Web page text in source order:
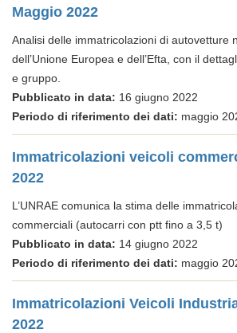
Maggio 2022
Analisi delle immatricolazioni di autovetture
dell’Unione Europea e dell’Efta, con il
e gruppo.
Pubblicato in data: 16 giugno 2022
Periodo di riferimento dei dati: maggio
Immatricolazioni veicoli
2022
L’UNRAE comunica la stima delle
commerciali (autocarri con ptt fino a 3,5 t)
Pubblicato in data: 14 giugno 2022
Periodo di riferimento dei dati: maggio
Immatricolazioni Veicoli
2022